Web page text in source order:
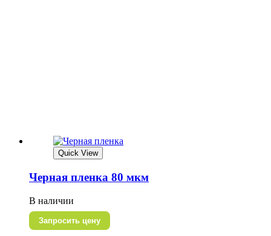
Quick View
Черная пленка 80 мкм
В наличии
Запросить цену